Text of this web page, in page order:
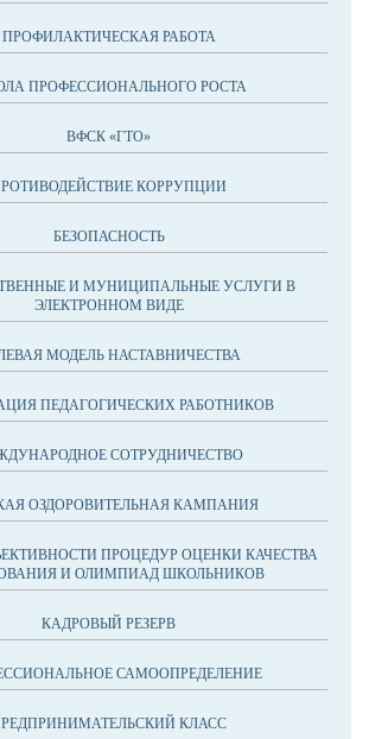
ПРОФИЛАКТИЧЕСКАЯ РАБОТА
ПРОФЕССИОНАЛЬНОГО РОСТА
ВФСК «ГТО»
КОРРУПЦИИ
БЕЗОПАСНОСТЬ
И МУНИЦИПАЛЬНЫЕ УСЛУГИ В
ЭЛЕКТРОННОМ ВИДЕ
МОДЕЛЬ НАСТАВНИЧЕСТВА
ПЕДАГОГИЧЕСКИХ РАБОТНИКОВ
СОТРУДНИЧЕСТВО
ОЗДОРОВИТЕЛЬНАЯ КАМПАНИЯ
ПРОЦЕДУР ОЦЕНКИ КАЧЕСТВА
И ОЛИМПИАД ШКОЛЬНИКОВ
КАДРОВЫЙ РЕЗЕРВ
САМООПРЕДЕЛЕНИЕ
КЛАСС